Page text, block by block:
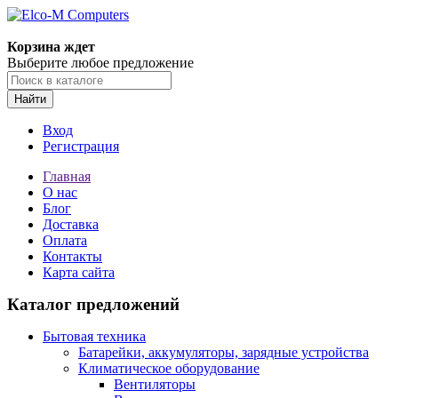
Корзина ждет
Выберите любое предложение
Найти
Вход
Регистрация
Главная
О нас
Блог
Доставка
Оплата
Контакты
Карта сайта
Каталог предложений
Бытовая техника
Батарейки, аккумуляторы, зарядные устройства
Климатическое оборудование
Вентиляторы